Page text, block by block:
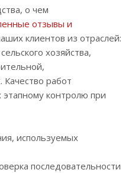
о чем
отзывы и
клиентов из отраслей:
хозяйства,
Качество работ
этапному контролю при
используемых
последовательности